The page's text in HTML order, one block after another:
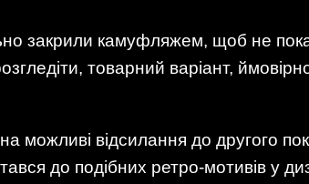
закрили камуфляжем, щоб не
товарний варіант,
можливі відсилання до другого
до подібних ретро-мотивів у